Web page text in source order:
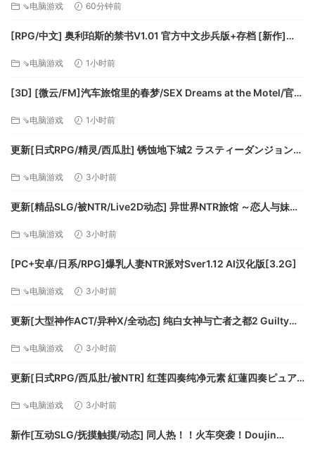
系统需求
处理器：2GHz双核
图形：NVIDIA GeForce 6800或ATI Radeon x1950或更
高版本，具有256MB VRAM
硬盘：9 GB HD空间
[FM/7.5G/百度]
⇘电脑游戏 60分钟前
[RPG/中文] 奥利珀斯的禁书V1.01 官方中文步兵版+存档 [新作]
⇘电脑游戏 1小时前
[3D] [微云/FM]汽车旅馆里的春梦/SEX Dreams at the Motel/官中
⇘电脑游戏 1小时前
更新[日式RPG/精灵/西瓜肚] 锈蚀地下城2 ラスティーダンジョン2
⇘电脑游戏 3小时前
更新[精品SLG/被NTR/Live2D动态] 异世界NTR旅馆 ～恋人与妹妹
⇘电脑游戏 3小时前
[PC+安卓/日系/RPG]爆乳人妻NTR派对Sver1.12 AI汉化版[3.2G]
⇘电脑游戏 3小时前
更新[大型神作ACT/异种X/全动态] 纯白女神与亡者之都2 Guilty
⇘电脑游戏 3小时前
更新[日式RPG/西瓜肚/被NTR] 红莲四奏纯净元素 紅蓮四奏ピュア
⇘电脑游戏 3小时前
新作[互动SLG/抚摸触摸/动态] 同人热！！火车突袭！Doujin